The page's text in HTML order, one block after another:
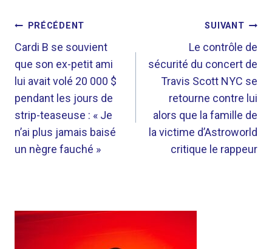
NAVIGATION
DE
L’ARTICLE
PRÉCÉDENT
Cardi B se souvient
que son ex-petit ami
lui avait volé 20 000 $
pendant les jours de
strip-teaseuse : « Je
n’ai plus jamais baisé
un nègre fauché »
SUIVANT
Le contrôle de
sécurité du concert de
Travis Scott NYC se
retourne contre lui
alors que la famille de
la victime d’Astroworld
critique le rappeur